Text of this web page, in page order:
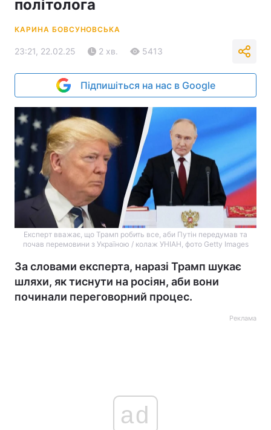
політолога
КАРИНА БОВСУНОВСЬКА
23:21, 22.02.25 2 хв. 5413
Підпишіться на нас в Google
Експерт вважає, що Трамп робить все, аби Путін передумав та
почав перемовини з Україною / колаж УНІАН, фото Getty Images
За словами експерта, наразі Трамп шукає
шляхи, як тиснути на росіян, аби вони
починали переговорний процес.
Реклама
ad